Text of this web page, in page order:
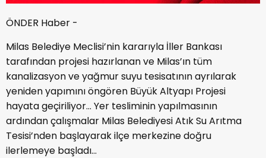
ÖNDER Haber -
Milas Belediye Meclisi’nin kararıyla İller Bankası
tarafından projesi hazırlanan ve Milas’ın tüm
kanalizasyon ve yağmur suyu tesisatının ayrılarak
yeniden yapımını öngören Büyük Altyapı Projesi
hayata geçiriliyor… Yer tesliminin yapılmasının
ardından çalışmalar Milas Belediyesi Atık Su Arıtma
Tesisi’nden başlayarak ilçe merkezine doğru
ilerlemeye başladı…